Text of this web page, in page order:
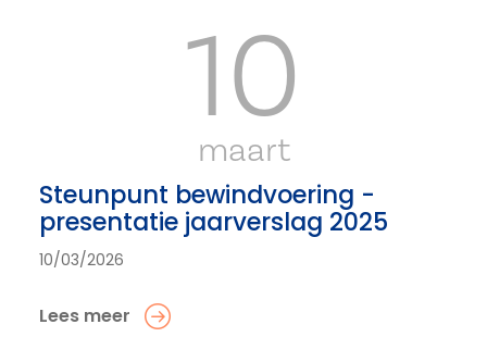
10
maart
Steunpunt bewindvoering -
presentatie jaarverslag 2025
10/03/2026
Lees meer